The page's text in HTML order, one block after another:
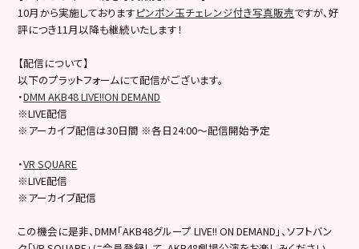
10月から実施しておりますピンポン玉チェレンジ付き写真販売ですが、好
評につき11月以降も継続いたします！
【配信について】
以下のプラットフォームにて配信がございます。
・DMM AKB48 LIVE!!ON DEMAND
※LIVE配信
※アーカイブ配信は30日間 ※各日24:00～配信開始予定
・VR SQUARE
※LIVE配信
※アーカイブ配信
この機会に是非、DMM「AKB48グループ LIVE!! ON DEMAND」、ソフトバン